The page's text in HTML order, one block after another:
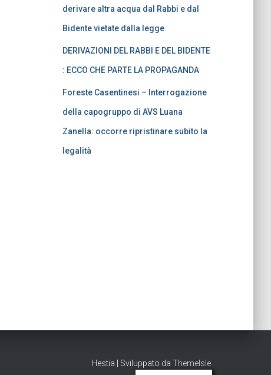
derivare altra acqua dal Rabbi e dal
Bidente vietate dalla legge
DERIVAZIONI DEL RABBI E DEL BIDENTE
: ECCO CHE PARTE LA PROPAGANDA
Foreste Casentinesi – Interrogazione
della capogruppo di AVS Luana
Zanella: occorre ripristinare subito la
legalità
Hestia | Sviluppato da ThemeIsle